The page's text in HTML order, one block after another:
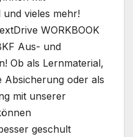
vieles mehr!
WORKBOOK
Aus- und
Ob als Lernmaterial,
Absicherung oder als
mit unserer
geschult